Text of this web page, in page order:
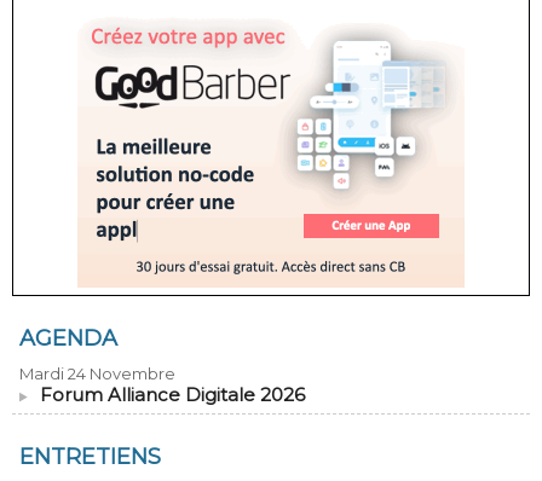
AGENDA
Mardi 24 Novembre
Forum Alliance Digitale 2026
ENTRETIENS